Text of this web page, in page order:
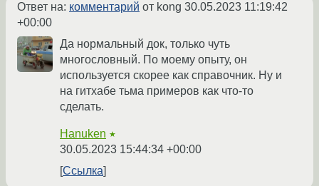
Ответ на: комментарий от kong 30.05.2023 11:19:42
+00:00
Да нормальный док, только чуть
многословный. По моему опыту, он
используется скорее как справочник. Ну и
на гитхабе тьма примеров как что-то
сделать.
Hanuken ★
30.05.2023 15:44:34 +00:00
Ссылка